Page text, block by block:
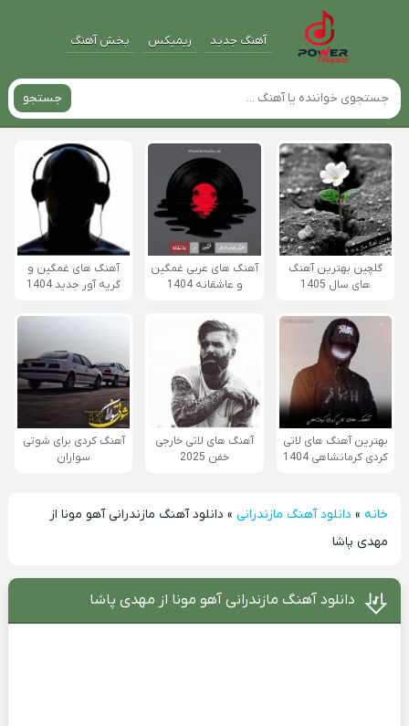
آهنگ جدید ریمیکس پخش آهنگ
جستجو
گلچین بهترین آهنگ
های سال 1405
آهنگ های عربی غمگین
و عاشقانه 1404
آهنگ های غمگین و
گریه آور جدید 1404
بهترین آهنگ های لاتی
کردی کرمانشاهی 1404
آهنگ های لاتی خارجی
خفن 2025
آهنگ کردی برای شوتی
سواران
خانه» دانلود آهنگ مازندرانی» دانلود آهنگ مازندرانی آهو مونا از
مهدی پاشا
دانلود آهنگ مازندرانی آهو مونا از مهدی پاشا